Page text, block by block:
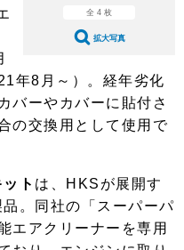
インタビュー
イベントレポート
全 4 枚
拡大写真
年8月～）。経年劣化
バーやカバーに貼付さ
の交換用として使用で
ト は、HKSが展開す
。同社の「スーパーパ
エアクリーナーを専用